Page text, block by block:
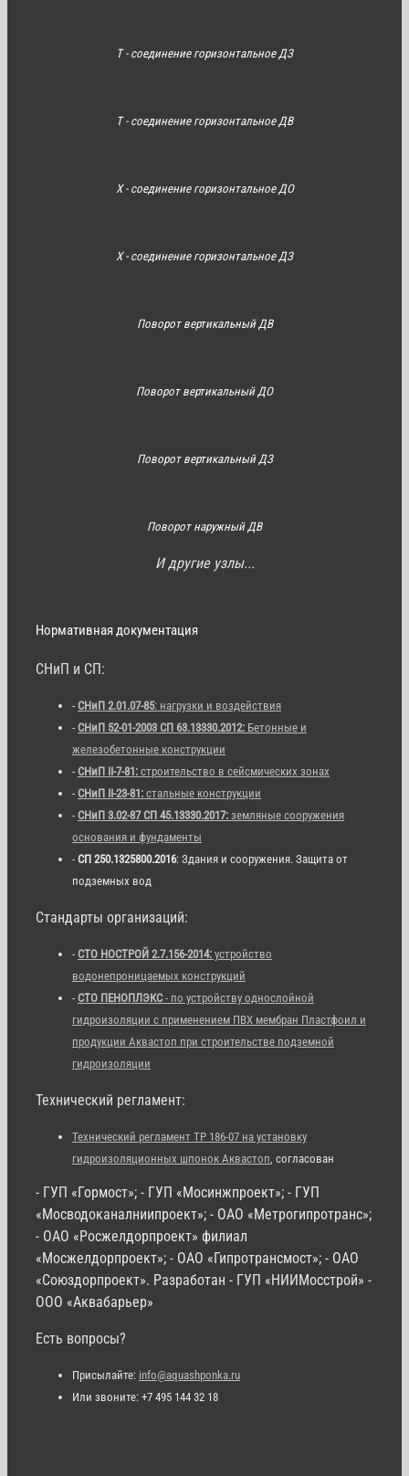
Т - соединение горизонтальное ДЗ
Т - соединение горизонтальное ДВ
Х - соединение горизонтальное ДО
Х - соединение горизонтальное ДЗ
Поворот вертикальный ДВ
Поворот вертикальный ДО
Поворот вертикальный ДЗ
Поворот наружный ДВ
И другие узлы...
Нормативная документация
СНиП и СП:
- СНиП 2.01.07-85: нагрузки и воздействия
- СНиП 52-01-2003 СП 63.13330.2012: Бетонные и
железобетонные конструкции
- СНиП II-7-81: строительство в сейсмических зонах
- СНиП II-23-81: стальные конструкции
- СНиП 3.02-87 СП 45.13330.2017: земляные сооружения
основания и фундаменты
- СП 250.1325800.2016: Здания и сооружения. Защита от
подземных вод
Стандарты организаций:
- СТО НОСТРОЙ 2.7.156-2014: устройство
водонепроницаемых конструкций
- СТО ПЕНОПЛЭКС- по устройству однослойной
гидроизоляции с применением ПВХ мембран Пластфоил и
продукции Аквастоп при строительстве подземной
гидроизоляции
Технический регламент:
Технический регламент ТР 186-07 на установку
гидроизоляционных шпонок Аквастоп, согласован
- ГУП «Гормост»; - ГУП «Мосинжпроект»; - ГУП
«Мосводоканалниипроект»; - ОАО «Метрогипротранс»;
- ОАО «Росжелдорпроект» филиал
«Мосжелдорпроект»; - ОАО «Гипротрансмост»; - ОАО
«Союздорпроект». Разработан - ГУП «НИИМосстрой» -
ООО «Аквабарьер»
Есть вопросы?
Присылайте: info@aquashponka.ru
Или звоните: +7 495 144 32 18